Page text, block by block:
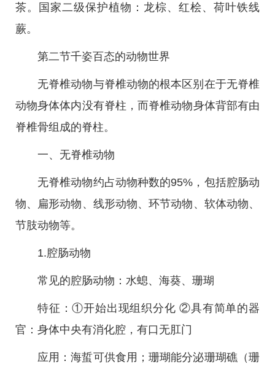
茶。国家二级保护植物：龙棕、红桧、荷叶铁线
蕨。
第二节千姿百态的动物世界
无脊椎动物与脊椎动物的根本区别在于无脊椎
动物身体体内没有脊柱，而脊椎动物身体背部有由
脊椎骨组成的脊柱。
一、无脊椎动物
无脊椎动物约占动物种数的95%，包括腔肠动
物、扁形动物、线形动物、环节动物、软体动物、
节肢动物等。
1.腔肠动物
常见的腔肠动物：水螅、海葵、珊瑚
特征：①开始出现组织分化 ②具有简单的器
官：身体中央有消化腔，有口无肛门
应用：海蜇可供食用；珊瑚能分泌珊瑚礁（珊